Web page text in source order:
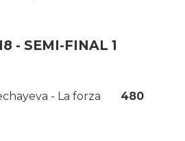
- SEMI-FINAL 1
- La forza 480